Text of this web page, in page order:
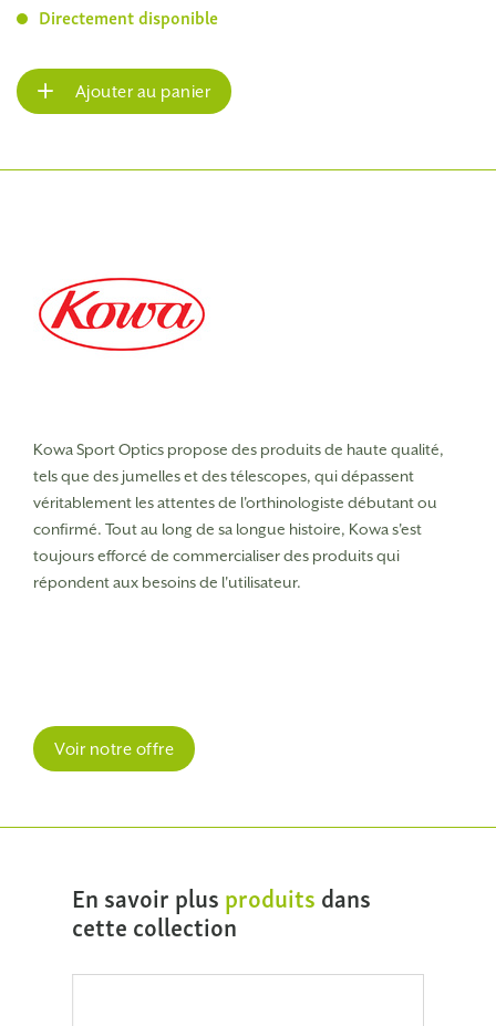
Directement disponible
Ajouter au panier
Kowa Sport Optics propose des produits de haute qualité,
tels que des jumelles et des télescopes, qui dépassent
véritablement les attentes de l'orthinologiste débutant ou
confirmé. Tout au long de sa longue histoire, Kowa s'est
toujours efforcé de commercialiser des produits qui
répondent aux besoins de l'utilisateur.
Voir notre offre
En savoir plus produits dans
cette collection